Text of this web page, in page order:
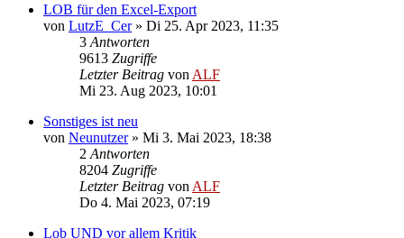
LOB für den Excel-Export
von LutzE_Cer» Di 25. Apr 2023, 11:35
3 Antworten
9613 Zugriffe
Letzter Beitrag von ALF
Mi 23. Aug 2023, 10:01
Sonstiges ist neu
von Neunutzer» Mi 3. Mai 2023, 18:38
2 Antworten
8204 Zugriffe
Letzter Beitrag von ALF
Do 4. Mai 2023, 07:19
Lob UND vor allem Kritik